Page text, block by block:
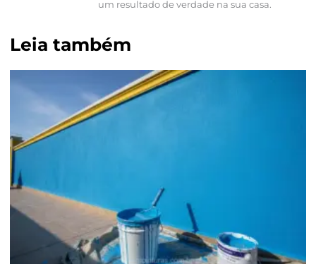
um resultado de verdade na sua casa.
Leia também